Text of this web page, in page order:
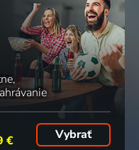
€ Vybrať